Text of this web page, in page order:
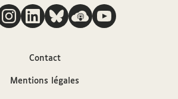
à la marquise Arconati-
9 mars 1909
Contact
Mentions légales